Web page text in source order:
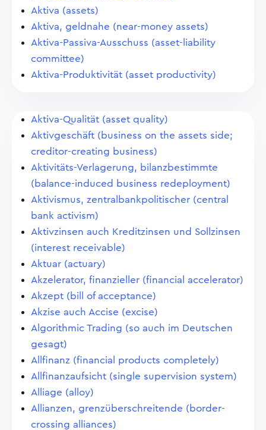
Aktiva (assets)
Aktiva, geldnahe (near-money assets)
Aktiva-Passiva-Ausschuss (asset-liability
committee)
Aktiva-Produktivität (asset productivity)
Aktiva-Qualität (asset quality)
Aktivgeschäft (business on the assets side;
creditor-creating business)
Aktivitäts-Verlagerung, bilanzbestimmte
(balance-induced business redeployment)
Aktivismus, zentralbankpolitischer (central
bank activism)
Aktivzinsen auch Kreditzinsen und Sollzinsen
(interest receivable)
Aktuar (actuary)
Akzelerator, finanzieller (financial accelerator)
Akzept (bill of acceptance)
Akzise auch Accise (excise)
Algorithmic Trading (so auch im Deutschen
gesagt)
Allfinanz (financial products completely)
Allfinanzaufsicht (single supervision system)
Alliage (alloy)
Allianzen, grenzüberschreitende (border-
crossing alliances)